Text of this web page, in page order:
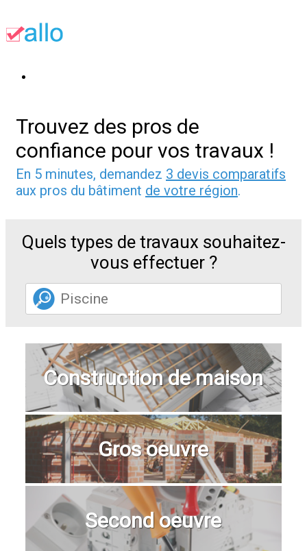
Trouvez des pros de
confiance pour vos travaux !
En 5 minutes, demandez 3 devis comparatifs
aux pros du bâtiment de votre région.
Quels types de travaux souhaitez-
vous effectuer ?
Construction de maison
Gros oeuvre
Second oeuvre